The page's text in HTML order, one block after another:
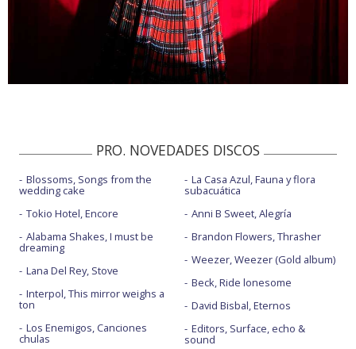
PRO. NOVEDADES DISCOS
Blossoms, Songs from the
wedding cake
Tokio Hotel, Encore
Alabama Shakes, I must be
dreaming
Lana Del Rey, Stove
Interpol, This mirror weighs a
ton
Los Enemigos, Canciones
chulas
La Casa Azul, Fauna y flora
subacuática
Anni B Sweet, Alegría
Brandon Flowers, Thrasher
Weezer, Weezer (Gold album)
Beck, Ride lonesome
David Bisbal, Eternos
Editors, Surface, echo &
sound